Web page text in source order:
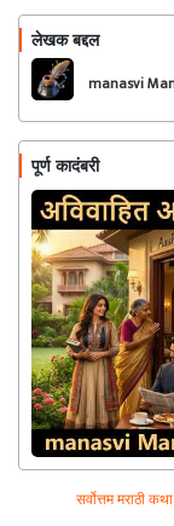
लेखक बद्दल
manasvi
पूर्ण कादंबरी
सर्वोत्तम मराठी कथा